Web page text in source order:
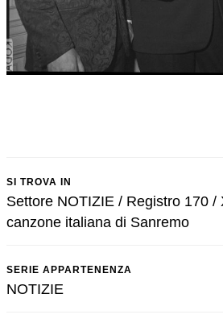
SI TROVA IN
Settore NOTIZIE / Registro 170 /
canzone italiana di Sanremo
SERIE APPARTENENZA
NOTIZIE